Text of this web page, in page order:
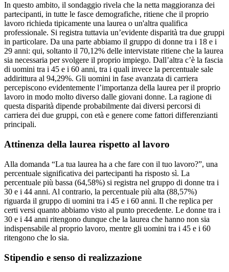
In questo ambito, il sondaggio rivela che la netta maggioranza dei
partecipanti, in tutte le fasce demografiche, ritiene che il proprio
lavoro richieda tipicamente una laurea o un'altra qualifica
professionale. Si registra tuttavia un’evidente disparità tra due gruppi
in particolare. Da una parte abbiamo il gruppo di donne tra i 18 e i
29 anni: qui, soltanto il 70,12% delle intervistate ritiene che la laurea
sia necessaria per svolgere il proprio impiego. Dall’altra c’è la fascia
di uomini tra i 45 e i 60 anni, tra i quali invece la percentuale sale
addirittura al 94,29%. Gli uomini in fase avanzata di carriera
percepiscono evidentemente l’importanza della laurea per il proprio
lavoro in modo molto diverso dalle giovani donne. La ragione di
questa disparità dipende probabilmente dai diversi percorsi di
carriera dei due gruppi, con età e genere come fattori differenzianti
principali.
Attinenza della laurea rispetto al lavoro
Alla domanda “La tua laurea ha a che fare con il tuo lavoro?”, una
percentuale significativa dei partecipanti ha risposto sì. La
percentuale più bassa (64,58%) si registra nel gruppo di donne tra i
30 e i 44 anni. Al contrario, la percentuale più alta (88,57%)
riguarda il gruppo di uomini tra i 45 e i 60 anni. Il che replica per
certi versi quanto abbiamo visto al punto precedente. Le donne tra i
30 e i 44 anni ritengono dunque che la laurea che hanno non sia
indispensabile al proprio lavoro, mentre gli uomini tra i 45 e i 60
ritengono che lo sia.
Stipendio e senso di realizzazione